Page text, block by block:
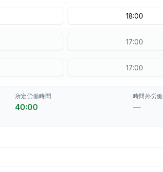
所定労働時間
40:00
時間外労働
—